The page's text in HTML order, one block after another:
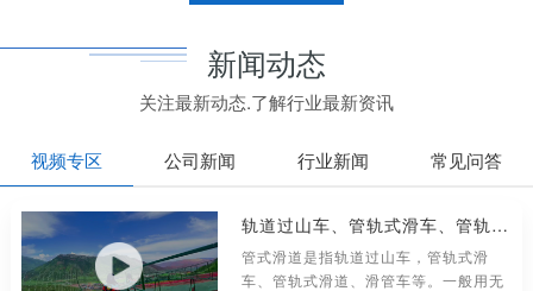
新闻动态
关注最新动态.了解行业最新资讯
视频专区 公司新闻 行业新闻 常见问答
轨道过山车、管轨式滑车、管轨式滑道、滑管车
管式滑道是指轨道过山车，管轨式滑
车、管轨式滑道、滑管车等。一般用无